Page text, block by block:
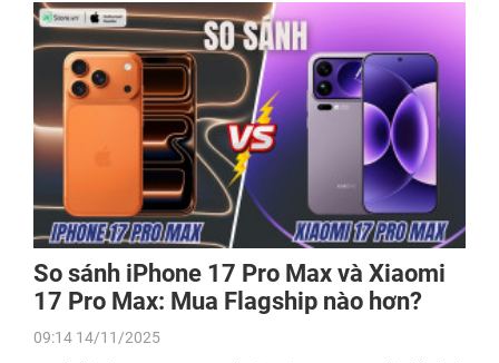
So sánh iPhone 17 Pro Max và Xiaomi
17 Pro Max: Mua Flagship nào hơn?
09:14 14/11/2025